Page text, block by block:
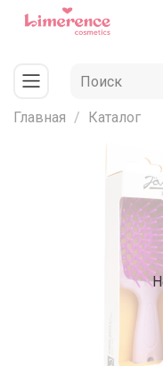
Главная Каталог